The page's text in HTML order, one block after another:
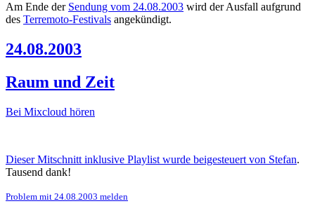
Am Ende der Sendung vom 24.08.2003 wird der Ausfall aufgrund
des Terremoto-Festivals angekündigt.
24.08.2003
Raum und Zeit
Bei Mixcloud hören
Dieser Mitschnitt inklusive Playlist wurde beigesteuert von Stefan.
Tausend dank!
Problem mit 24.08.2003 melden